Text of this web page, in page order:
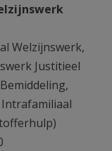
Welzijnswerk,
Justitieel